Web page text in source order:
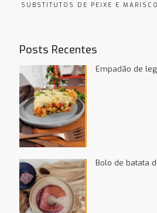
SUBSTITUTOS DE PEIXE E MARISCO
Posts Recentes
Empadão de
Bolo de batata